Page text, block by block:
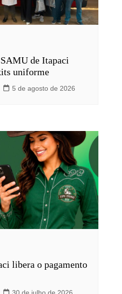
de Itapaci
uniforme
5 de agosto de 2026
libera o pagamento